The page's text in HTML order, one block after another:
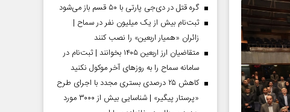
گره قتل در دی‌جی پارتی با ۵۰ قسم باز می‌شود
ثبت‌نام بیش از یک میلیون نفر در سماح |
زائران «همیار اربعین» را نصب کنند
متقاضیان ارز اربعین ۱۴۰۵ بخوانند | ثبت‌نام در
سامانه سماح را به روز‌های آخر موکول نکنید
کاهش ۲۵ درصدی بستری مجدد با اجرای طرح
«پرستار پیگیر» | شناسایی بیش از ۳۰۰۰ مورد